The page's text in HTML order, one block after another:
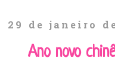
29 de janeiro
Ano novo